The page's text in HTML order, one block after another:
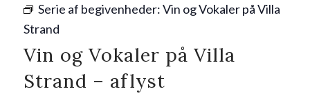
Serie af begivenheder:Vin og Vokaler på Villa
Strand
Vin og Vokaler på Villa
Strand – aflyst